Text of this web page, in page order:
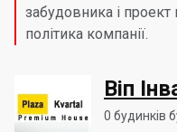
забудовника і
політика компанії.
Віп
0 будинків